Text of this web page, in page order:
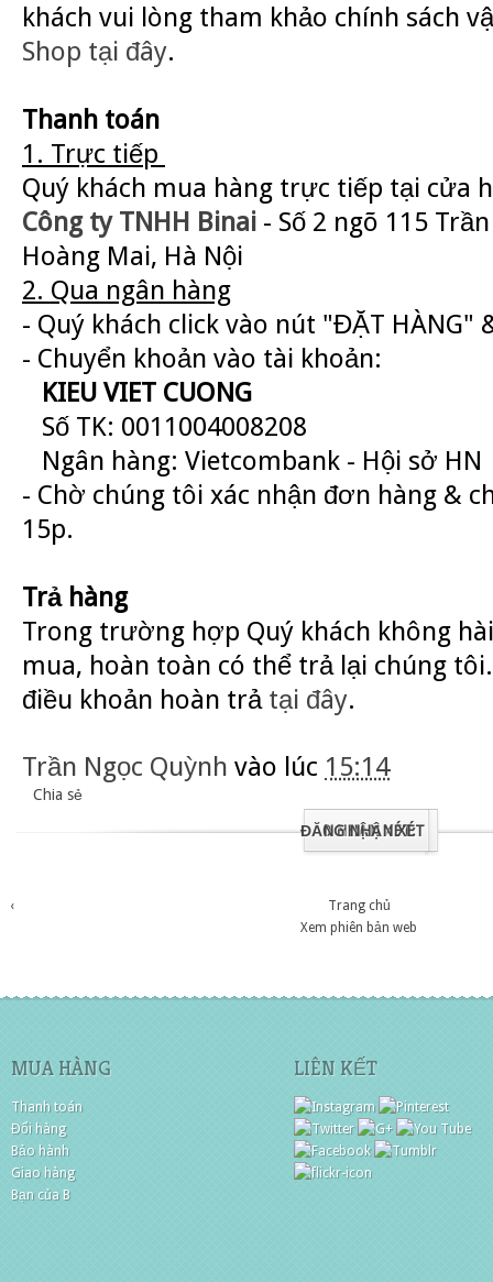
khách vui lòng tham khảo chính sách
Shop tại đây.
Thanh toán
1. Trực tiếp
Quý khách mua hàng trực tiếp tại cửa
Công ty TNHH Binai - Số 2 ngõ 115
Hoàng Mai, Hà Nội
2. Qua ngân hàng
- Quý khách click vào nút "ĐẶT HÀNG"
- Chuyển khoản vào tài khoản:
KIEU VIET CUONG
Số TK: 0011004008208
Ngân hàng: Vietcombank - Hội sở HN
- Chờ chúng tôi xác nhận đơn hàng &
15p.
Trả hàng
Trong trường hợp Quý khách không
mua, hoàn toàn có thể trả lại chúng
điều khoản hoàn trả tại đây.
Trần Ngọc Quỳnh vào lúc 15:14
Chia sẻ
0 NHẬN XÉT:
ĐĂNG NHẬN XÉT
‹
Trang chủ
Xem phiên bản web
MUA HÀNG
Thanh toán
Đổi hàng
Bảo hành
Giao hàng
Bạn của B
LIÊN KẾT